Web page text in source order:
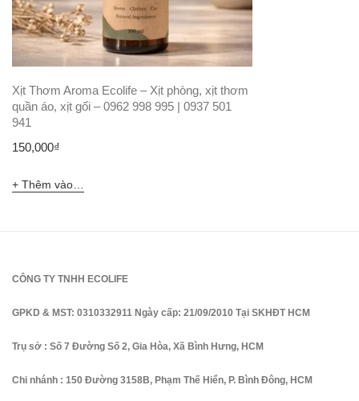
Xịt Thơm Aroma Ecolife – Xịt phòng, xịt thơm
quần áo, xịt gối – 0962 998 995 | 0937 501
941
150,000₫
Thêm vào giỏ hàng
CÔNG TY TNHH ECOLIFE
GPKD & MST: 0310332911 Ngày cấp: 21/09/2010 Tại SKHĐT HCM
Trụ sở : Số 7 Đường Số 2, Gia Hòa, Xã Bình Hưng, HCM
Chi nhánh : 150 Đường 3158B, Phạm Thế Hiển, P. Bình Đông, HCM